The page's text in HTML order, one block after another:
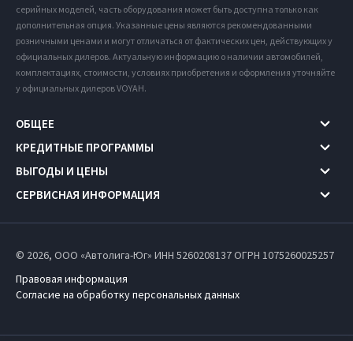
серийных моделей, часть оборудования может быть доступна только как
дополнительная опция. Указанные цены являются рекомендованными
розничными ценами и могут отличаться от фактических цен, действующих у
официальных дилеров. Актуальную информацию о наличии автомобилей,
комплектациях, стоимости, условиях приобретения и оформления уточняйте
у официальных дилеров VOYAH.
ОБЩЕЕ
КРЕДИТНЫЕ ПРОГРАММЫ
ВЫГОДЫ И ЦЕНЫ
СЕРВИСНАЯ ИНФОРМАЦИЯ
© 2026, ООО «Автолига-Юг» ИНН 5260208137ОГРН 1075260025257
Правовая информация
Согласие на обработку персональных данных